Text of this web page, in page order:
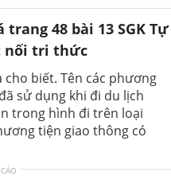
48 bài 13 SGK Tự
nối tri thức
cho biết. Tên các phương
sử dụng khi đi du lịch
trong hình đi trên loại
tiện giao thông có